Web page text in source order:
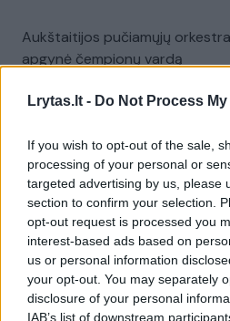
Lrytas.lt - Do Not Process
If you wish to opt-out of the sale,
processing of your personal or
targeted advertising by us, please
section to confirm your selection.
opt-out request is processed you
interest-based ads based on
us or personal information
your opt-out. You may separately
disclosure of your personal
IAB’s list of downstream
Aukštaitijos pučiamųjų
apgynė čempionų vardą
Visi
Žiūrimiausi
Vaizdai iš tragiškos avarijos